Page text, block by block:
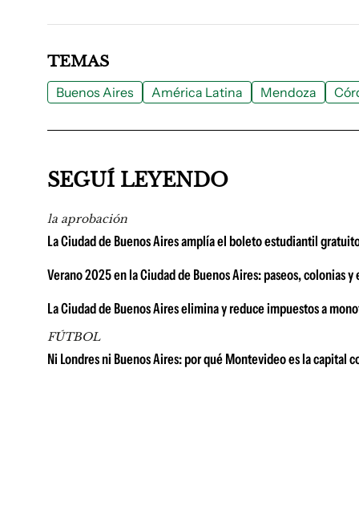
TEMAS
Buenos Aires América Latina Mendoza
SEGUÍ LEYENDO
la aprobación
La Ciudad de Buenos Aires amplía el boleto estudiantil
Verano 2025 en la Ciudad de Buenos Aires: paseos, colonias
La Ciudad de Buenos Aires elimina y reduce impuestos a
FÚTBOL
Ni Londres ni Buenos Aires: por qué Montevideo es la